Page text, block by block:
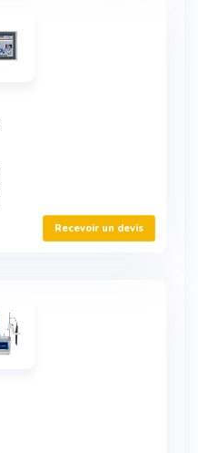
Recevoir un devis